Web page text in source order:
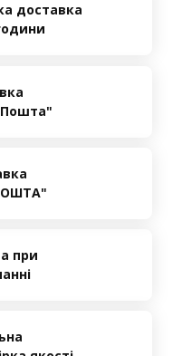
при
доставка